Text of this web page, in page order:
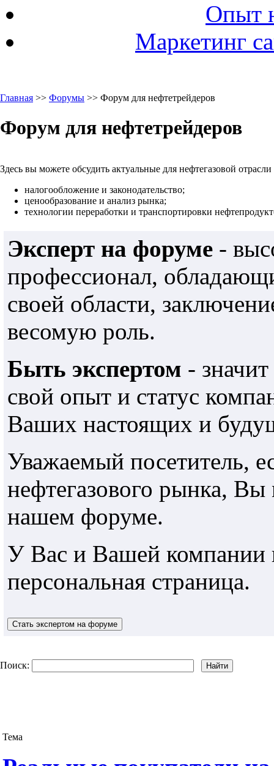
Опыт
Маркетинг
Главная >> Форумы >> Форум для нефтетрейдеров
Форум для нефтетрейдеров
Здесь вы можете обсудить актуальные для нефтегазовой
налогообложение и законодательство;
ценообразование и анализ рынка;
технологии переработки и транспортировки
Эксперт на форуме -
профессионал,
своей области,
весомую роль.
Быть экспертом -
свой опыт и статус
Ваших настоящих и
Уважаемый посетитель,
нефтегазового рынка,
нашем форуме.
У Вас и Вашей компании
персональная страница.
Поиск:
Тема